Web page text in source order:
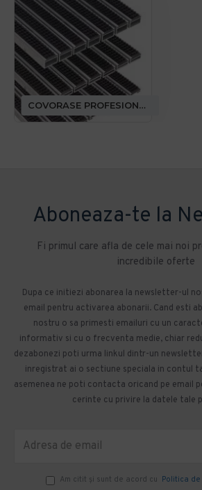
COVORASE PROFESIONALE
Aboneaza-te la
Fi primul care afla de cele mai noi
incredibile oferte
Dupa ce initiezi abonarea la newsletter-ul
email pentru activarea abonarii. Cand esti
nostru o sa primesti emailuri cu un
informativ si cu o frecventa medie, chiar
dezabonezi poti urma linkul dintr-un
inregistrat ai o sectiune speciala in contul
asemenea ne poti contacta oricand pe email
cerinte cu privire la datele tale
Am citit şi sunt de acord cu Politica